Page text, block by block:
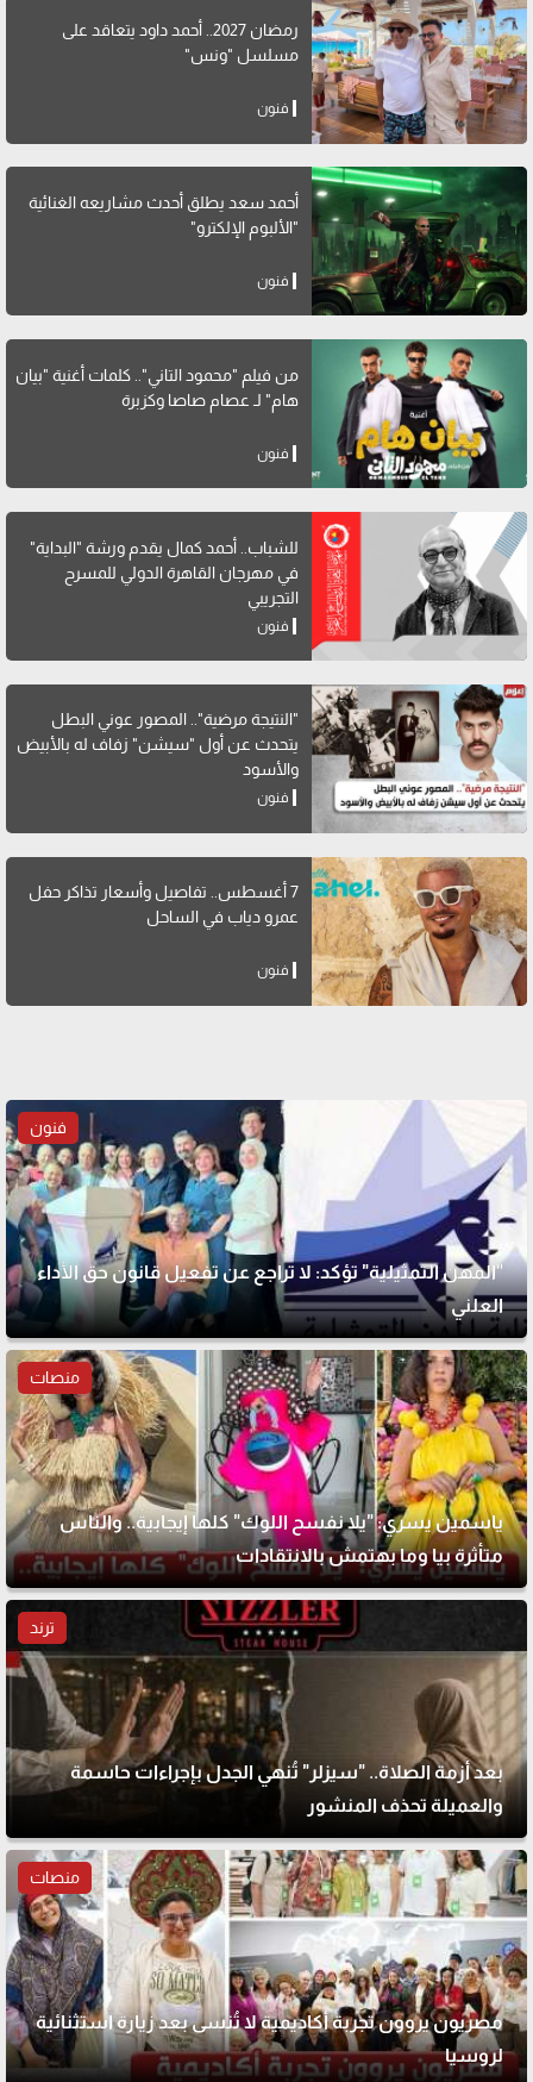
رمضان 2027.. أحمد داود يتعاقد على
مسلسل "ونس"
فنون
أحمد سعد يطلق أحدث مشاريعه الغنائية
"الألبوم الإلكترو"
فنون
من فيلم "محمود التاني".. كلمات أغنية "بيان
هام" لـ عصام صاصا وكزبرة
فنون
للشباب.. أحمد كمال يقدم ورشة "البداية"
في مهرجان القاهرة الدولي للمسرح
التجريبي
فنون
"النتيجة مرضية".. المصور عوني البطل
يتحدث عن أول "سيشن" زفاف له بالأبيض
والأسود
فنون
7 أغسطس.. تفاصيل وأسعار تذاكر حفل
عمرو دياب في الساحل
فنون
فنون
"المهن التمثيلية" تؤكد: لا تراجع عن تفعيل قانون حق الأداء
العلني
منصات
ياسمين يسري: "يلا نفسح اللوك" كلها إيجابية.. والناس
متأثرة بيا وما بهتمش بالانتقادات
ترند
بعد أزمة الصلاة.. "سيزلر" تُنهي الجدل بإجراءات حاسمة
والعميلة تحذف المنشور
منصات
مصريون يروون تجربة أكاديمية لا تُنسى بعد زيارة استثنائية
لروسيا